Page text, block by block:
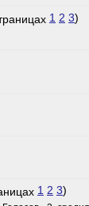
1 2 3)
1 2 3)